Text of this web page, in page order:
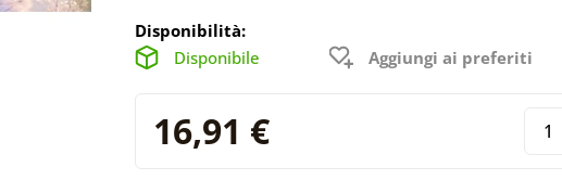
Disponibilità:
Disponibile
Aggiungi ai preferiti
16,91 €